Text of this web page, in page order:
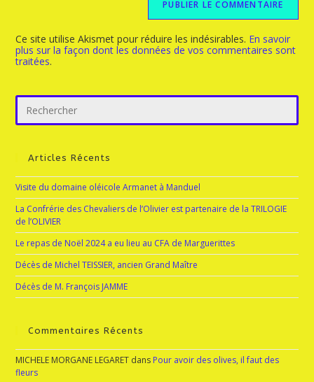
Ce site utilise Akismet pour réduire les indésirables. En savoir
plus sur la façon dont les données de vos commentaires sont
traitées.
Articles Récents
Visite du domaine oléicole Armanet à Manduel
La Confrérie des Chevaliers de l’Olivier est partenaire de la TRILOGIE
de l’OLIVIER
Le repas de Noël 2024 a eu lieu au CFA de Marguerittes
Décès de Michel TEISSIER, ancien Grand Maître
Décès de M. François JAMME
Commentaires Récents
MICHELE MORGANE LEGARET dans Pour avoir des olives, il faut des
fleurs